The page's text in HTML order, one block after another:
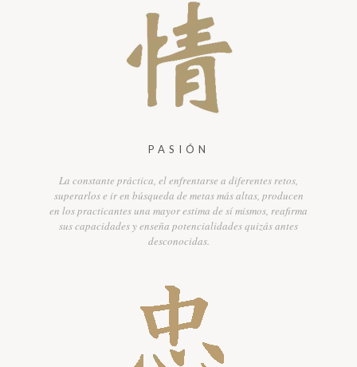
PASIÓN
La constante práctica, el enfrentarse a diferentes retos,
superarlos e ir en búsqueda de metas más altas, producen
en los practicantes una mayor estima de sí mismos, reafirma
sus capacidades y enseña potencialidades quizás antes
desconocidas.